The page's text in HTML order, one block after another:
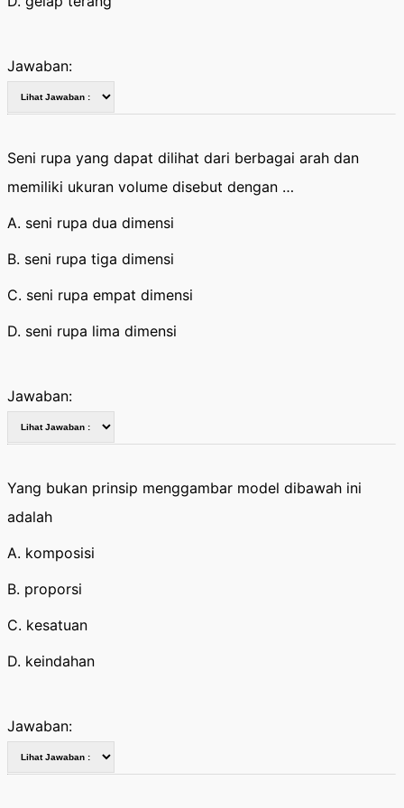
Jawaban:
Seni rupa yang dapat dilihat dari berbagai arah dan
memiliki ukuran volume disebut dengan …
A. seni rupa dua dimensi
B. seni rupa tiga dimensi
C. seni rupa empat dimensi
D. seni rupa lima dimensi
Jawaban:
Yang bukan prinsip menggambar model dibawah ini
adalah
A. komposisi
B. proporsi
C. kesatuan
D. keindahan
Jawaban: